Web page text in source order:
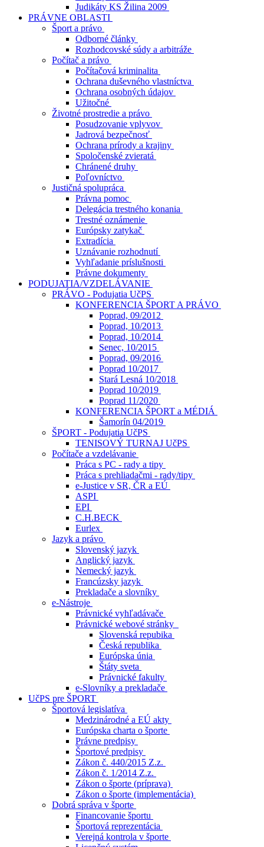
Judikáty KS Žilina 2009
PRÁVNE OBLASTI
Šport a právo
Odborné články
Rozhodcovské súdy a arbitráže
Počítač a právo
Počítačová kriminalita
Ochrana duševného vlastníctva
Ochrana osobných údajov
Užitočné
Životné prostredie a právo
Posudzovanie vplyvov
Jadrová bezpečnosť
Ochrana prírody a krajiny
Spoločenské zvieratá
Chránené druhy
Poľovníctvo
Justičná spolupráca
Právna pomoc
Delegácia trestného konania
Trestné oznámenie
Európsky zatykač
Extradícia
Uznávanie rozhodnutí
Vyhľadanie príslušnosti
Právne dokumenty
PODUJATIA/VZDELÁVANIE
PRÁVO - Podujatia UčPS
KONFERENCIA ŠPORT A PRÁVO
Poprad, 09/2012
Poprad, 10/2013
Poprad, 10/2014
Senec, 10/2015
Poprad, 09/2016
Poprad 10/2017
Stará Lesná 10/2018
Poprad 10/2019
Poprad 11/2020
KONFERENCIA ŠPORT a MÉDIÁ
Šamorín 04/2019
ŠPORT - Podujatia UčPS
TENISOVÝ TURNAJ UčPS
Počítače a vzdelávanie
Práca s PC - rady a tipy
Práca s prehliadačmi - rady/tipy
e-Justice v SR, ČR a EÚ
ASPI
EPI
C.H.BECK
Eurlex
Jazyk a právo
Slovenský jazyk
Anglický jazyk
Nemecký jazyk
Francúzsky jazyk
Prekladače a slovníky
e-Nástroje
Právnické vyhľadávače
Právnické webové stránky
Slovenská repubika
Česká republika
Európska únia
Štáty sveta
Právnické fakulty
e-Slovníky a prekladače
UčPS pre ŠPORT
Športová legislatíva
Medzinárodné a EÚ akty
Európska charta o športe
Právne predpisy
Športové predpisy
Zákon č. 440/2015 Z.z.
Zákon č. 1/2014 Z.z.
Zákon o športe (príprava)
Zákon o športe (implementácia)
Dobrá správa v športe
Financovanie športu
Športová reprezentácia
Verejná kontrola v športe